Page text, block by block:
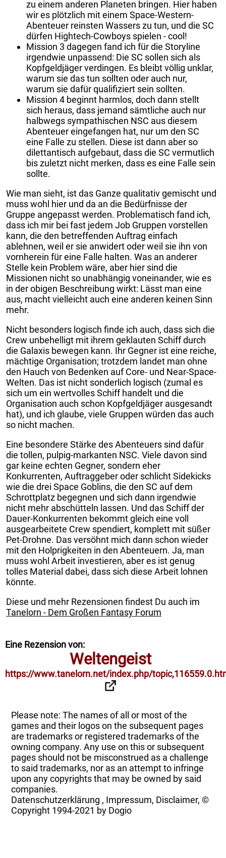
zu einem anderen Planeten bringen. Hier haben
wir es plötzlich mit einem Space-Western-
Abenteuer reinsten Wassers zu tun, und die SC
dürfen Hightech-Cowboys spielen - cool!
Mission 3 dagegen fand ich für die Storyline
irgendwie unpassend: Die SC sollen sich als
Kopfgeldjäger verdingen. Es bleibt völlig unklar,
warum sie das tun sollten oder auch nur,
warum sie dafür qualifiziert sein sollten.
Mission 4 beginnt harmlos, doch dann stellt
sich heraus, dass jemand sämtliche auch nur
halbwegs sympathischen NSC aus diesem
Abenteuer eingefangen hat, nur um den SC
eine Falle zu stellen. Diese ist dann aber so
dilettantisch aufgebaut, dass die SC vermutlich
bis zuletzt nicht merken, dass es eine Falle sein
sollte.
Wie man sieht, ist das Ganze qualitativ gemischt und
muss wohl hier und da an die Bedürfnisse der
Gruppe angepasst werden. Problematisch fand ich,
dass ich mir bei fast jedem Job Gruppen vorstellen
kann, die den betreffenden Auftrag einfach
ablehnen, weil er sie anwidert oder weil sie ihn von
vornherein für eine Falle halten. Was an anderer
Stelle kein Problem wäre, aber hier sind die
Missionen nicht so unabhängig voneinander, wie es
in der obigen Beschreibung wirkt: Lässt man eine
aus, macht vielleicht auch eine anderen keinen Sinn
mehr.
Nicht besonders logisch finde ich auch, dass sich die
Crew unbehelligt mit ihrem geklauten Schiff durch
die Galaxis bewegen kann. Ihr Gegner ist eine reiche,
mächtige Organisation; trotzdem landet man ohne
den Hauch von Bedenken auf Core- und Near-Space-
Welten. Das ist nicht sonderlich logisch (zumal es
sich um ein wertvolles Schiff handelt und die
Organisation auch schon Kopfgeldjäger ausgesandt
hat), und ich glaube, viele Gruppen würden das auch
so nicht machen.
Eine besondere Stärke des Abenteuers sind dafür
die tollen, pulpig-markanten NSC. Viele davon sind
gar keine echten Gegner, sondern eher
Konkurrenten, Auftraggeber oder schlicht Sidekicks
wie die drei Space Goblins, die den SC auf dem
Schrottplatz begegnen und sich dann irgendwie
nicht mehr abschütteln lassen. Und das Schiff der
Dauer-Konkurrenten bekommt gleich eine voll
ausgearbeitete Crew spendiert, komplett mit süßer
Pet-Drohne. Das versöhnt mich dann schon wieder
mit den Holprigkeiten in den Abenteuern. Ja, man
muss wohl Arbeit investieren, aber es ist genug
tolles Material dabei, dass sich diese Arbeit lohnen
könnte.
Diese und mehr Rezensionen findest Du auch im
Tanelorn - Dem Großen Fantasy Forum
Eine Rezension von:
Weltengeist
https://www.tanelorn.net/index.php/
Please note: The names of all or most of the
games and their logos on the subsequent pages
are trademarks or registered trademarks of the
owning company. Any use on this or subsequent
pages should not be misconstrued as a challenge
to said trademarks, nor as an attempt to infringe
upon any copyrights that may be owned by said
companies.
Datenschutzerklärung , Impressum, Disclaimer, ©
Copyright 1994-2021 by Dogio